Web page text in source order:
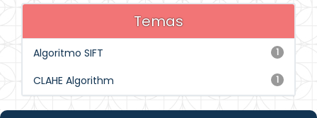
Temas
1
Algoritmo SIFT
1
CLAHE Algorithm